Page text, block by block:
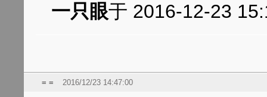
一只眼于 2016-12-23
= = 2016/12/23 14:47:00